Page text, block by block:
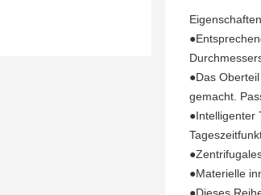
●Das
gemacht.
●Intelligenter
●Materielle